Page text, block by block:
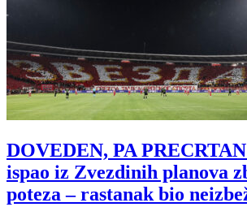
DOVEDEN, PA
ispao iz Zvezdinih planova
poteza – rastanak bio